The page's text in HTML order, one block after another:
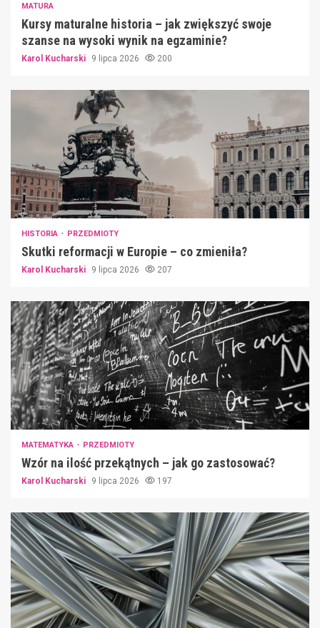
MATURA
Kursy maturalne historia – jak zwiększyć swoje
szanse na wysoki wynik na egzaminie?
Karol Kucharski 9 lipca 2026 200
HISTORIA PRZEDMIOTY
Skutki reformacji w Europie – co zmieniła?
Karol Kucharski 9 lipca 2026 207
MATEMATYKA PRZEDMIOTY
Wzór na ilość przekątnych – jak go zastosować?
Karol Kucharski 9 lipca 2026 197